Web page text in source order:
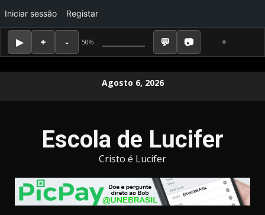
50%
Iniciar sessão Registar
Agosto 6, 2026
Escola de Lucifer
Cristo é Lucifer